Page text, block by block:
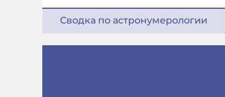
Сводка по астронумерологии